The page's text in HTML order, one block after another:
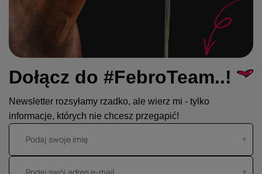
Dołącz do #FebroTeam..!
Newsletter rozsyłamy rzadko, ale wierz mi - tylko
informacje, których nie chcesz przegapić!
Podaj swoje imię
Podaj swój adres e-mail